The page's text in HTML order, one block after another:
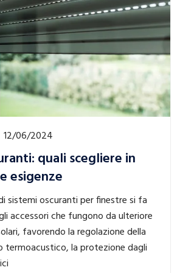
12/06/2024
quali scegliere in
esigenze
sistemi oscuranti per finestre si fa
accessori che fungono da ulteriore
favorendo la regolazione della
termoacustico, la protezione dagli